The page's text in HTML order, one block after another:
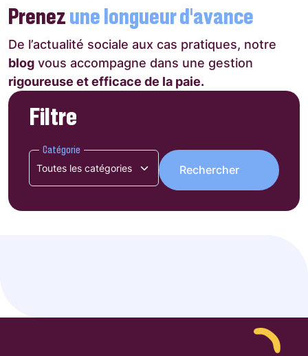
Prenezune longueur d’avance
De l’actualité sociale aux cas pratiques, notre
blog vous accompagne dans une gestion
rigoureuse et efficace de la paie.
Filtre
Catégorie